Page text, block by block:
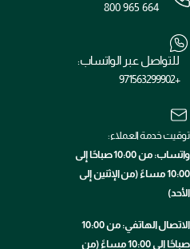
800 965 664
للتواصل عبر الواتساب:
+971563299902
توقيت خدمة العملاء:
واتساب: من 10:00 صباحًا إلى
10:00 مساءً (من الإثنين إلى
الأحد)
الاتصال الهاتفي: من 10:00
صباحًا إلى 10:00 مساءً (من